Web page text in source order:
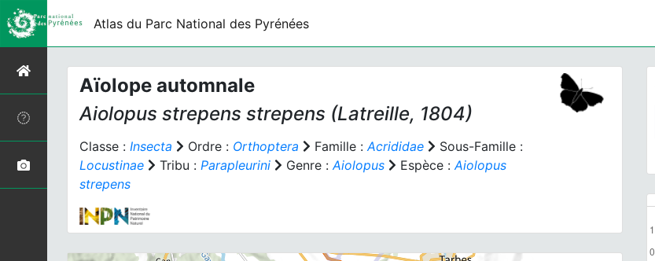
Atlas du Parc National des Pyrénées
Aïolope automnale
Aiolopus strepens strepens (Latreille, 1804)
Classe : Insecta Ordre : Orthoptera Famille :Acrididae
Sous-Famille :
Locustinae
Tribu : Parapleurini Genre :Aiolopus Espèce :Aiolopus
strepens